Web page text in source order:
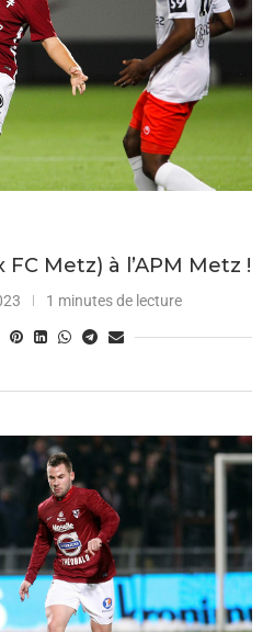
Metz) à l’APM Metz !
1 minutes de lecture